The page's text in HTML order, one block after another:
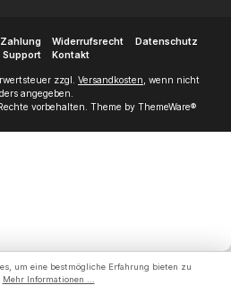
Widerrufsrecht
Datenschutz
Support
Kontakt
zzgl. Versandkosten , wenn nicht
angegeben.
vorbehalten. Theme by ThemeWare®
um eine bestmögliche Erfahrung bieten zu
Mehr Informationen ...